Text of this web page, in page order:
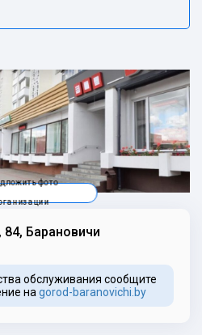
фото
84, Барановичи
обслуживания сообщите
на gorod-baranovichi.by